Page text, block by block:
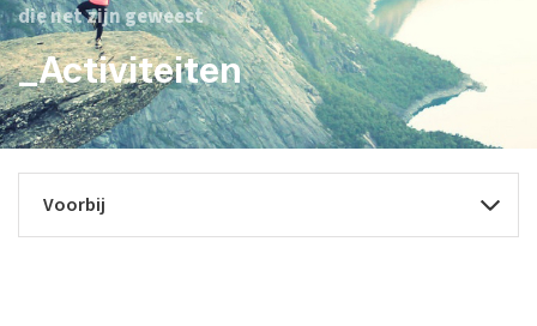
die net zijn geweest
_Activiteiten